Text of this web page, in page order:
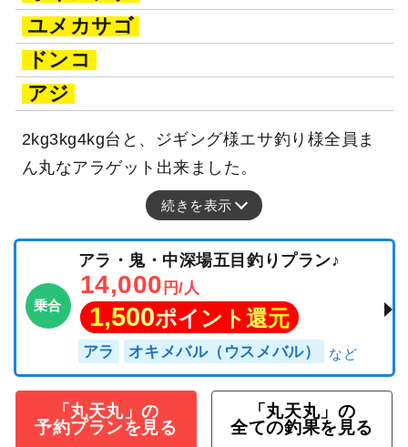
ユメカサゴ
ドンコ
アジ
2kg3kg4kg台と、ジギング様エサ釣り様全員ま
ん丸なアラゲット出来ました。
続きを表示
乗合
アラ・鬼・中深場五目釣りプラン♪
14,000 円/人
1,500ポイント還元
アラ オキメバル（ウスメバル）
「丸天丸」の
予約プランを見る
「丸天丸」の
全ての釣果を見る